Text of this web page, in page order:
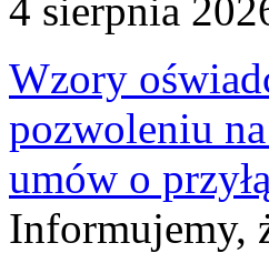
4 sierpnia
Wzory
pozwoleniu
umów o
Informujemy,